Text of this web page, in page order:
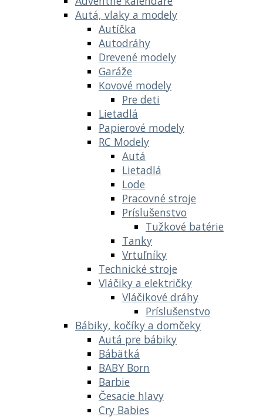
Autá, vlaky a modely
Autíčka
Autodráhy
Drevené modely
Garáže
Kovové modely
Pre deti
Lietadlá
Papierové modely
RC Modely
Autá
Lietadlá
Lode
Pracovné stroje
Príslušenstvo
Tužkové batérie
Tanky
Vrtuľníky
Technické stroje
Vláčiky a električky
Vláčikové dráhy
Príslušenstvo
Bábiky, kočíky a domčeky
Autá pre bábiky
Bábätká
BABY Born
Barbie
Česacie hlavy
Cry Babies